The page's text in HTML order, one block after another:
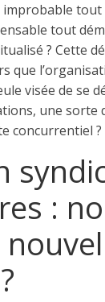
tout
tout
? Cette
que
visée de se
une sorte
concurrentiel ?
: